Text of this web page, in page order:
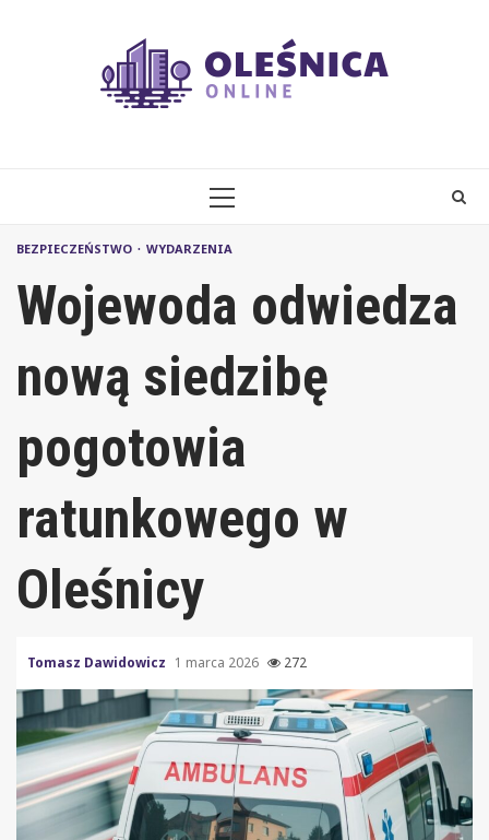
PRIMARY
BEZPIECZEŃSTWO WYDARZENIA
Wojewoda odwiedza
nową siedzibę
pogotowia
ratunkowego w
Oleśnicy
Tomasz Dawidowicz 1 marca 2026 272